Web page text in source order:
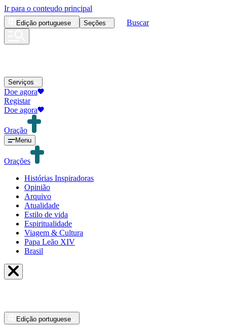
Ir para o conteudo principal
Edição portuguese Seções Buscar
Serviços
Doe agora
Registar
Doe agora
Oração
Menu
Orações
Histórias Inspiradoras
Opinião
Arquivo
Atualidade
Estilo de vida
Espiritualidade
Viagem & Cultura
Papa Leão XIV
Brasil
Edição portuguese